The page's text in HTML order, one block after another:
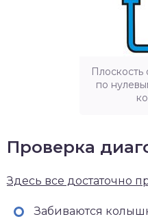
Плоскость
по
Проверка
Здесь все достаточно
Забиваются